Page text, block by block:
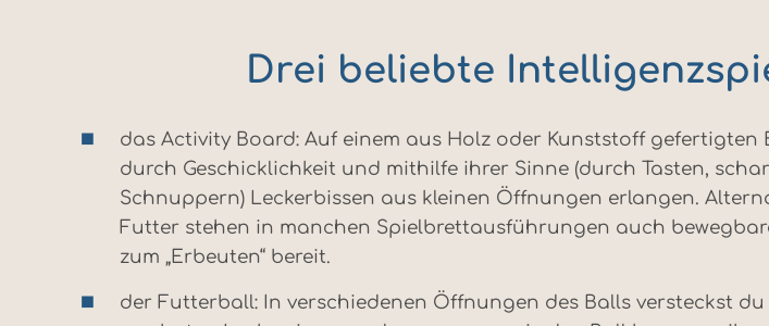
Drei beliebte
das Activity Board: Auf einem aus Holz oder Kunststoff gefertigten
durch Geschicklichkeit und mithilfe ihrer Sinne (durch Tasten,
Schnuppern) Leckerbissen aus kleinen Öffnungen erlangen.
Futter stehen in manchen Spielbrettausführungen auch
zum „Erbeuten“ bereit.
der Futterball: In verschiedenen Öffnungen des Balls versteckst